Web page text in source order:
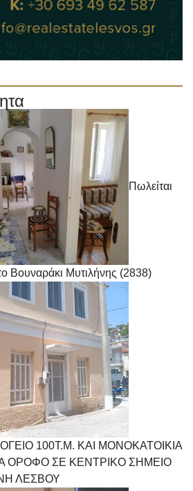
Πωλείται
Βουναράκι Μυτιλήνης (2838)
100Τ.Μ. ΚΑΙ ΜΟΝΟΚΑΤΟΙΚΙΑ
ΟΡΟΦΟ ΣΕ ΚΕΝΤΡΙΚΟ ΣΗΜΕΙΟ
ΛΕΣΒΟΥ